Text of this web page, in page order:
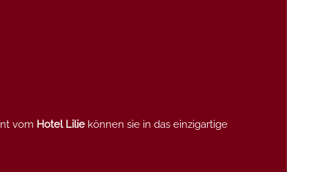
vom Hotel Liliekönnen sie in das einzigartige